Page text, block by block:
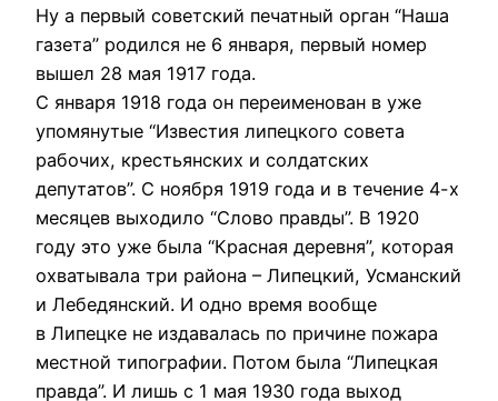
Ну а первый советский печатный орган “Наша
газета” родился не 6 января, первый номер
вышел 28 мая 1917 года.
С января 1918 года он переименован в уже
упомянутые “Известия липецкого совета
рабочих, крестьянских и солдатских
депутатов”. С ноября 1919 года и в течение 4-х
месяцев выходило “Слово правды”. В 1920
году это уже была “Красная деревня”, которая
охватывала три района – Липецкий, Усманский
и Лебедянский. И одно время вообще
в Липецке не издавалась по причине пожара
местной типографии. Потом была “Липецкая
правда”. И лишь с 1 мая 1930 года выход